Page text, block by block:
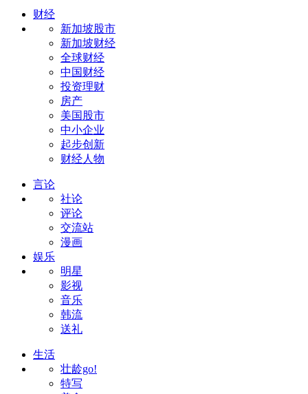
财经
新加坡股市
新加坡财经
全球财经
中国财经
投资理财
房产
美国股市
中小企业
起步创新
财经人物
言论
社论
评论
交流站
漫画
娱乐
明星
影视
音乐
韩流
送礼
生活
壮龄go!
特写